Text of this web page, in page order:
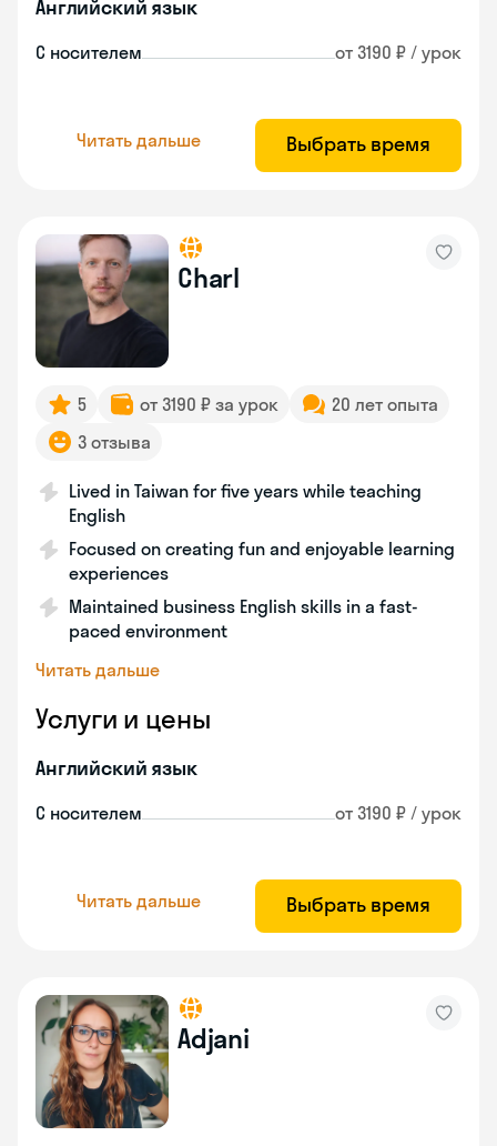
Английский язык
С носителем от 3190 ₽ / урок
Читать дальше Выбрать время
Charl
5 от 3190 ₽ за урок
20 лет опыта
3 отзыва
Lived in Taiwan for five years while teaching
English
Focused on creating fun and enjoyable learning
experiences
Maintained business English skills in a fast-
paced environment
Читать дальше
Услуги и цены
Английский язык
С носителем от 3190 ₽ / урок
Читать дальше Выбрать время
Adjani